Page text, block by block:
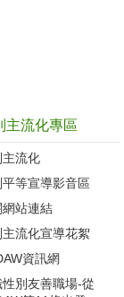
主流化專區
主流化
平等宣導影音區
網站連結
流化宣導花絮
資訊網
別友善職場-從